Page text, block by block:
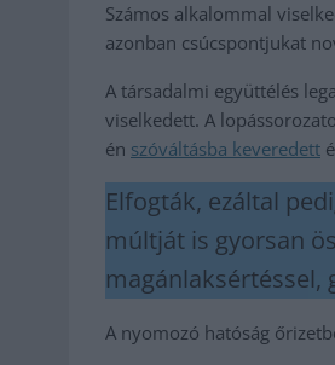
Számos alkalommal
azonban csúcspontjukat
A társadalmi együttélés
viselkedett. A
én szóváltásba keveredett
Elfogták, ezáltal
múltját is gyorsan
magánlaksértéssel,
A nyomozó hatóság